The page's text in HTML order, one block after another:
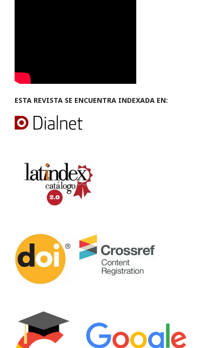
ESTA REVISTA SE ENCUENTRA INDEXADA EN: